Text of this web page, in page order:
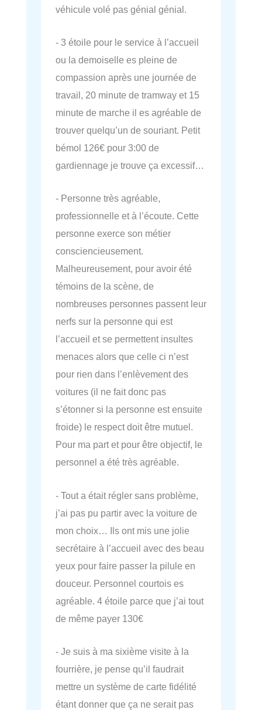
véhicule volé pas génial génial.
- 3 étoile pour le service à l’accueil
ou la demoiselle es pleine de
compassion après une journée de
travail, 20 minute de tramway et 15
minute de marche il es agréable de
trouver quelqu’un de souriant. Petit
bémol 126€ pour 3:00 de
gardiennage je trouve ça excessif…
- Personne très agréable,
professionnelle et à l’écoute. Cette
personne exerce son métier
consciencieusement.
Malheureusement, pour avoir été
témoins de la scène, de
nombreuses personnes passent leur
nerfs sur la personne qui est
l’accueil et se permettent insultes
menaces alors que celle ci n’est
pour rien dans l’enlèvement des
voitures (il ne fait donc pas
s’étonner si la personne est ensuite
froide) le respect doit être mutuel.
Pour ma part et pour être objectif, le
personnel a été très agréable.
- Tout a était régler sans problème,
j’ai pas pu partir avec la voiture de
mon choix… Ils ont mis une jolie
secrétaire à l’accueil avec des beau
yeux pour faire passer la pilule en
douceur. Personnel courtois es
agréable. 4 étoile parce que j’ai tout
de même payer 130€
- Je suis à ma sixième visite à la
fourrière, je pense qu’il faudrait
mettre un système de carte fidélité
étant donner que ça ne serait pas